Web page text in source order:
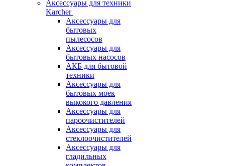
Аксессуары для техники
Karcher
Аксессуары для
бытовых
пылесосов
Аксессуары для
бытовых насосов
АКБ для бытовой
техники
Аксессуары для
бытовых моек
выкокого давления
Аксессуары для
пароочистителей
Аксессуары для
стеклоочистителей
Аксессуары для
гладильных